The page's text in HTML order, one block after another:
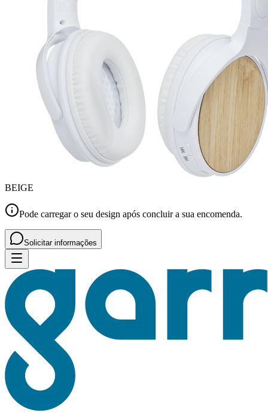
BEIGE
Pode carregar o seu design após concluir a sua encomenda.
Solicitar informações